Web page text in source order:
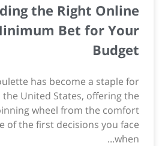
the Right Online
Bet for Your
Budget
has become a staple for
the United States, offering the
wheel from the comfort
of the first decisions you face
when...